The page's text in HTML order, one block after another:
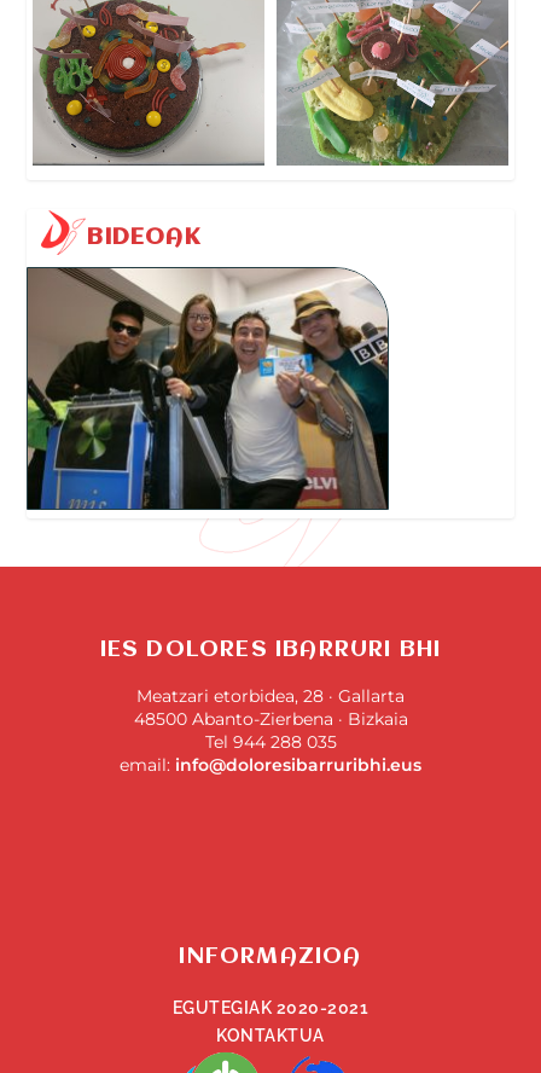
BIDEOAK
IES DOLORES IBARRURI BHI
Meatzari etorbidea, 28 · Gallarta
48500 Abanto-Zierbena · Bizkaia
Tel 944 288 035
email: info@doloresibarruribhi.eus
INFORMAZIOA
EGUTEGIAK 2020-2021
KONTAKTUA